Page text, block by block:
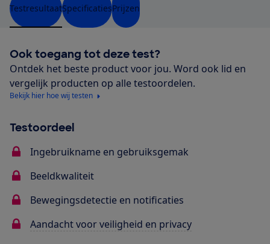
TestresultaatSpecificatiesPrijzen
Ook toegang tot deze test?
Ontdek het beste product voor jou. Word ook lid en
vergelijk producten op alle testoordelen.
Bekijk hier hoe wij testen
Testoordeel
Ingebruikname en gebruiksgemak
Beeldkwaliteit
Bewegingsdetectie en notificaties
Aandacht voor veiligheid en privacy